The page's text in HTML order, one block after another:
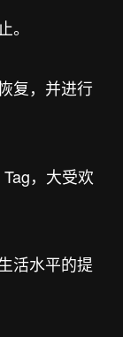
。
复，并进行
，大受欢
活水平的提